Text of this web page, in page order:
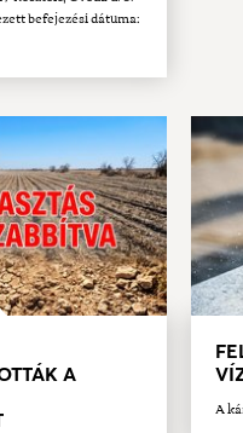
befejezési dátuma:
A
A